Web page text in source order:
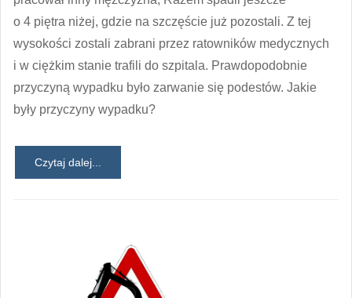
o 4 piętra niżej, gdzie na szczęście już pozostali. Z tej
wysokości zostali zabrani przez ratowników medycznych
i w ciężkim stanie trafili do szpitala. Prawdopodobnie
przyczyną wypadku było zarwanie się podestów. Jakie
były przyczyny wypadku?
Czytaj dalej...